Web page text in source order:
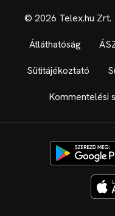
© 2026 Telex.hu Zrt.
Átláthatóság
Sütitájékoztató
Kommentelési